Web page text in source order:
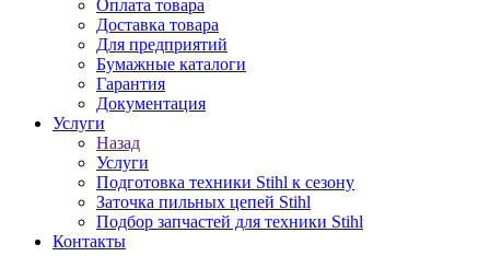
Оплата товара
Доставка товара
Для предприятий
Бумажные каталоги
Гарантия
Документация
Услуги
Назад
Услуги
Подготовка техники Stihl к сезону
Заточка пильных цепей Stihl
Подбор запчастей для техники Stihl
Контакты